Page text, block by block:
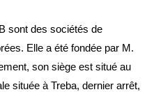
sont des sociétés de
Elle a été fondée par M.
son siège est situé au
située à Treba, dernier arrêt,